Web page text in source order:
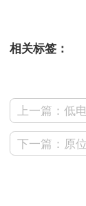
相关标签：
上一篇：低
下一篇：原